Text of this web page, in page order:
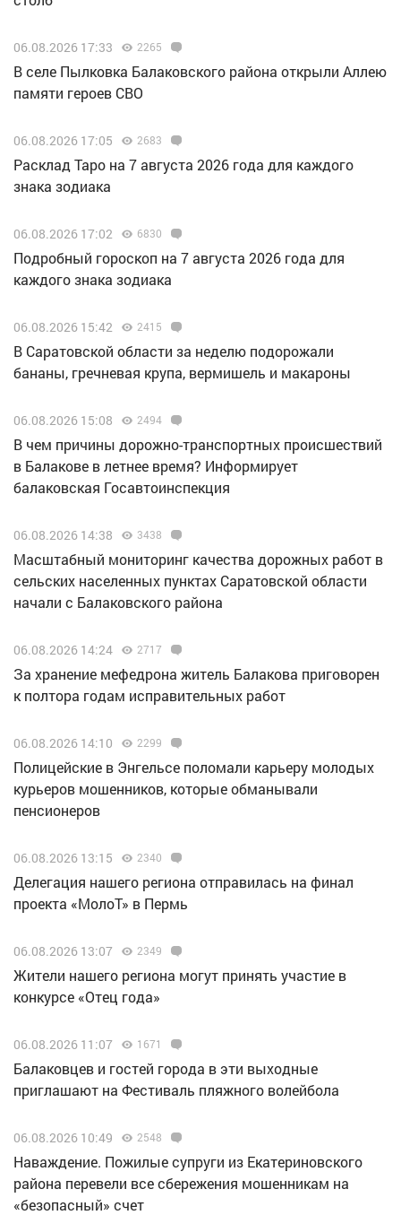
06.08.2026 17:33 2265
В селе Пылковка Балаковского района открыли Аллею
памяти героев СВО
06.08.2026 17:05 2683
Расклад Таро на 7 августа 2026 года для каждого
знака зодиака
06.08.2026 17:02 6830
Подробный гороскоп на 7 августа 2026 года для
каждого знака зодиака
06.08.2026 15:42 2415
В Саратовской области за неделю подорожали
бананы, гречневая крупа, вермишель и макароны
06.08.2026 15:08 2494
В чем причины дорожно-транспортных происшествий
в Балакове в летнее время? Информирует
балаковская Госавтоинспекция
06.08.2026 14:38 3438
Масштабный мониторинг качества дорожных работ в
сельских населенных пунктах Саратовской области
начали с Балаковского района
06.08.2026 14:24 2717
За хранение мефедрона житель Балакова приговорен
к полтора годам исправительных работ
06.08.2026 14:10 2299
Полицейские в Энгельсе поломали карьеру молодых
курьеров мошенников, которые обманывали
пенсионеров
06.08.2026 13:15 2340
Делегация нашего региона отправилась на финал
проекта «МолоТ» в Пермь
06.08.2026 13:07 2349
Жители нашего региона могут принять участие в
конкурсе «Отец года»
06.08.2026 11:07 1671
Балаковцев и гостей города в эти выходные
приглашают на Фестиваль пляжного волейбола
06.08.2026 10:49 2548
Наваждение. Пожилые супруги из Екатериновского
района перевели все сбережения мошенникам на
«безопасный» счет